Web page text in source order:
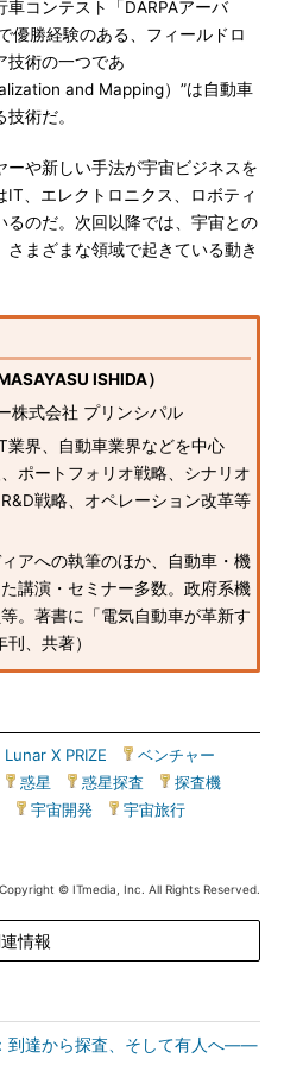
コンテスト「DARPAアーバ
優勝経験のある、フィールドロ
技術の一つであ
and Mapping）”は自動車
術だ。
や新しい手法が宇宙ビジネスを
、エレクトロニクス、ロボティ
るのだ。次回以降では、宇宙との
まざまな領域で起きている動き
ISHIDA）
株式会社 プリンシパル
業界、自動車業界などを中心
ポートフォリオ戦略、シナリオ
戦略、オペレーション改革等
アへの執筆のほか、自動車・機
講演・セミナー多数。政府系機
。著書に「電気自動車が革新す
、共著）
X PRIZE ベンチャー
惑星 惑星探査 探査機
宇宙開発 宇宙旅行
Copyright © ITmedia, Inc. All Rights Reserved.
情報
到達から探査、そして有人へ――